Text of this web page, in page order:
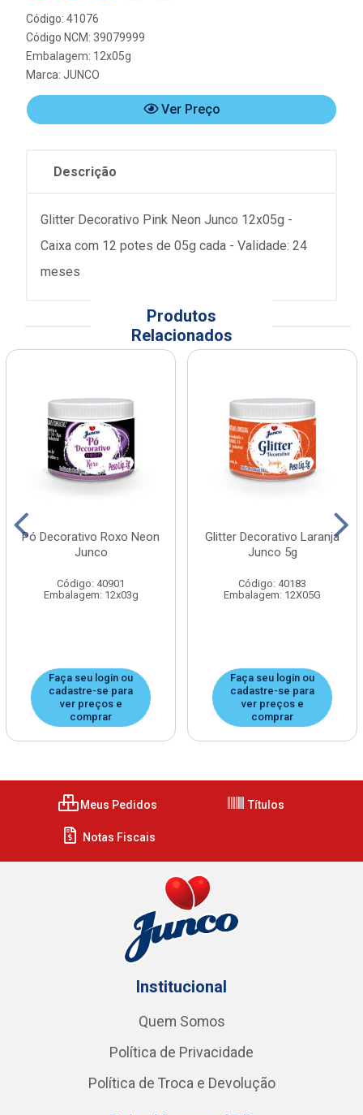
Código: 41076
Código NCM: 39079999
Embalagem: 12x05g
Marca: JUNCO
Ver Preço
Descrição
Glitter Decorativo Pink Neon Junco 12x05g -
Caixa com 12 potes de 05g cada - Validade: 24
meses
Produtos
Relacionados
Pó Decorativo Roxo Neon
Junco
Código: 40901
Embalagem: 12x03g
Faça seu login ou
cadastre-se para
ver preços e
comprar
Glitter Decorativo Laranja
Junco 5g
Código: 40183
Embalagem: 12X05G
Faça seu login ou
cadastre-se para
ver preços e
comprar
Meus Pedidos Títulos
Notas Fiscais
Institucional
Quem Somos
Política de Privacidade
Política de Troca e Devolução